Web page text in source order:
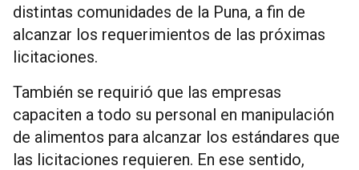
distintas comunidades de la Puna, a fin de
alcanzar los requerimientos de las próximas
licitaciones.
También se requirió que las empresas
capaciten a todo su personal en manipulación
de alimentos para alcanzar los estándares que
las licitaciones requieren. En ese sentido,